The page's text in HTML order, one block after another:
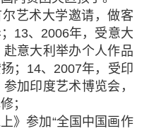
艺术大学邀请，做客
13、2006年，受意大
意大利举办个人作品
；14、2007年，受印
加印度艺术博览会，
；
》参加“全国中国画作